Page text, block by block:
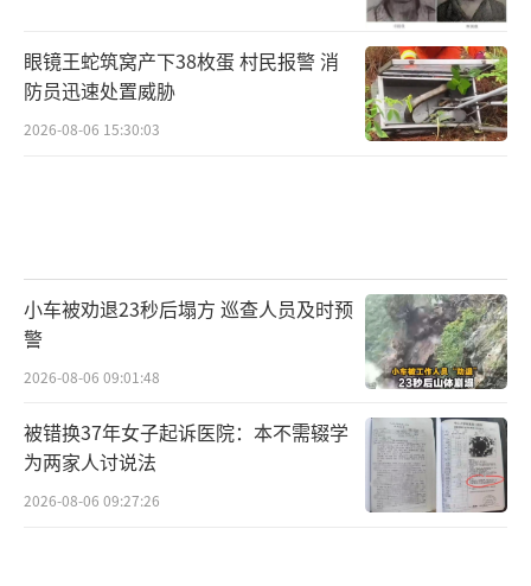
眼镜王蛇筑窝产下38枚蛋 村民报警 消
防员迅速处置威胁
2026-08-06 15:30:03
小车被劝退23秒后塌方 巡查人员及时预
警
2026-08-06 09:01:48
被错换37年女子起诉医院：本不需辍学
为两家人讨说法
2026-08-06 09:27:26